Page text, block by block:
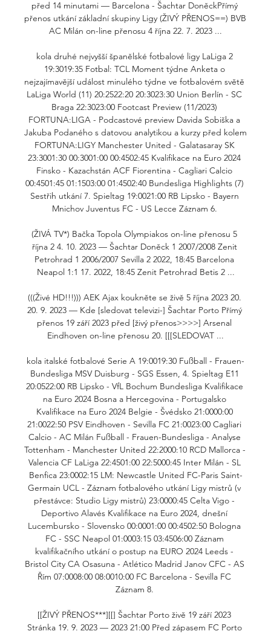
před 14 minutami — Barcelona - Šachtar DoněckPřímý
přenos utkání základní skupiny Ligy (ŽIVÝ PŘENOS==) BVB
AC Milán on-line přenosu 4 října 22. 7. 2023 ...
kola druhé nejvyšší španělské fotbalové ligy LaLiga 2
19:3019:35 Fotbal: TCL Moment týdne Anketa o
nejzajímavější událost minulého týdne ve fotbalovém světě
LaLiga World (11) 20:2522:20 20:3023:30 Union Berlín - SC
Braga 22:3023:00 Footcast Preview (11/2023)
FORTUNA:LIGA - Podcastové preview Davida Sobiška a
Jakuba Podaného s datovou analytikou a kurzy před kolem
FORTUNA:LIGY Manchester United - Galatasaray SK
23:3001:30 00:3001:00 00:4502:45 Kvalifikace na Euro 2024
Finsko - Kazachstán ACF Fiorentina - Cagliari Calcio
00:4501:45 01:1503:00 01:4502:40 Bundesliga Highlights (7)
Sestřih utkání 7. Spieltag 19:0021:00 RB Lipsko - Bayern
Mnichov Juventus FC - US Lecce Záznam 6.
(ŽIVÁ TV*) Bačka Topola Olympiakos on-line přenosu 5
října 2 4. 10. 2023 — Šachtar Doněck 1 2007/2008 Zenit
Petrohrad 1 2006/2007 Sevilla 2 2022, 18:45 Barcelona
Neapol 1:1 17. 2022, 18:45 Zenit Petrohrad Betis 2 ...
(((Živé HD!!!))) AEK Ajax koukněte se živě 5 října 2023 20.
20. 9. 2023 — Kde [sledovat televizi-] Šachtar Porto Přímý
přenos 19 září 2023 před [živý přenos>>>>] Arsenal
Eindhoven on-line přenosu 20. [[[SLEDOVAT ...
kola italské fotbalové Serie A 19:0019:30 Fußball - Frauen-
Bundesliga MSV Duisburg - SGS Essen, 4. Spieltag E11
20:0522:00 RB Lipsko - VfL Bochum Bundesliga Kvalifikace
na Euro 2024 Bosna a Hercegovina - Portugalsko
Kvalifikace na Euro 2024 Belgie - Švédsko 21:0000:00
21:0022:50 PSV Eindhoven - Sevilla FC 21:0023:00 Cagliari
Calcio - AC Milán Fußball - Frauen-Bundesliga - Analyse
Tottenham - Manchester United 22:2000:10 RCD Mallorca -
Valencia CF LaLiga 22:4501:00 22:5000:45 Inter Milán - SL
Benfica 23:0002:15 LM: Newcastle United FC-Paris Saint-
Germain UCL - Záznam fotbalového utkání Ligy mistrů (v
přestávce: Studio Ligy mistrů) 23:0000:45 Celta Vigo -
Deportivo Alavés Kvalifikace na Euro 2024, dnešní
Lucembursko - Slovensko 00:0001:00 00:4502:50 Bologna
FC - SSC Neapol 01:0003:15 03:4506:00 Záznam
kvalifikačního utkání o postup na EURO 2024 Leeds -
Bristol City CA Osasuna - Atlético Madrid Janov CFC - AS
Řím 07:0008:00 08:0010:00 FC Barcelona - Sevilla FC
Záznam 8.
[[ŽIVÝ PŘENOS***][[] Šachtar Porto živě 19 září 2023
Stránka 19. 9. 2023 — 2023 21:00 Před zápasem FC Porto